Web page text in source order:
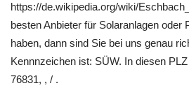
https://de.wikipedia.org/wiki/
besten Anbieter für Solaranlagen oder
haben, dann sind Sie bei uns genau
Kennnzeichen ist: SÜW. In diesen
76831, , / .